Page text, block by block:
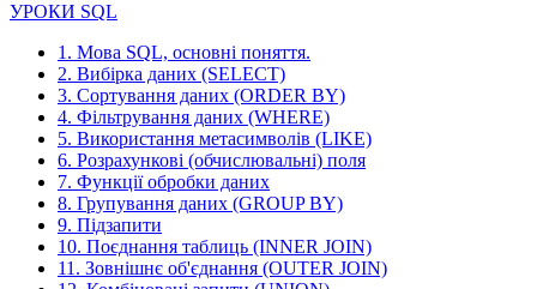
УРОКИ SQL
1. Мова SQL, основні поняття.
2. Вибірка даних (SELECT)
3. Сортування даних (ORDER BY)
4. Фільтрування даних (WHERE)
5. Використання метасимволів (LIKE)
6. Розрахункові (обчислювальні) поля
7. Функції обробки даних
8. Групування даних (GROUP BY)
9. Підзапити
10. Поєднання таблиць (INNER JOIN)
11. Зовнішнє об'єднання (OUTER JOIN)